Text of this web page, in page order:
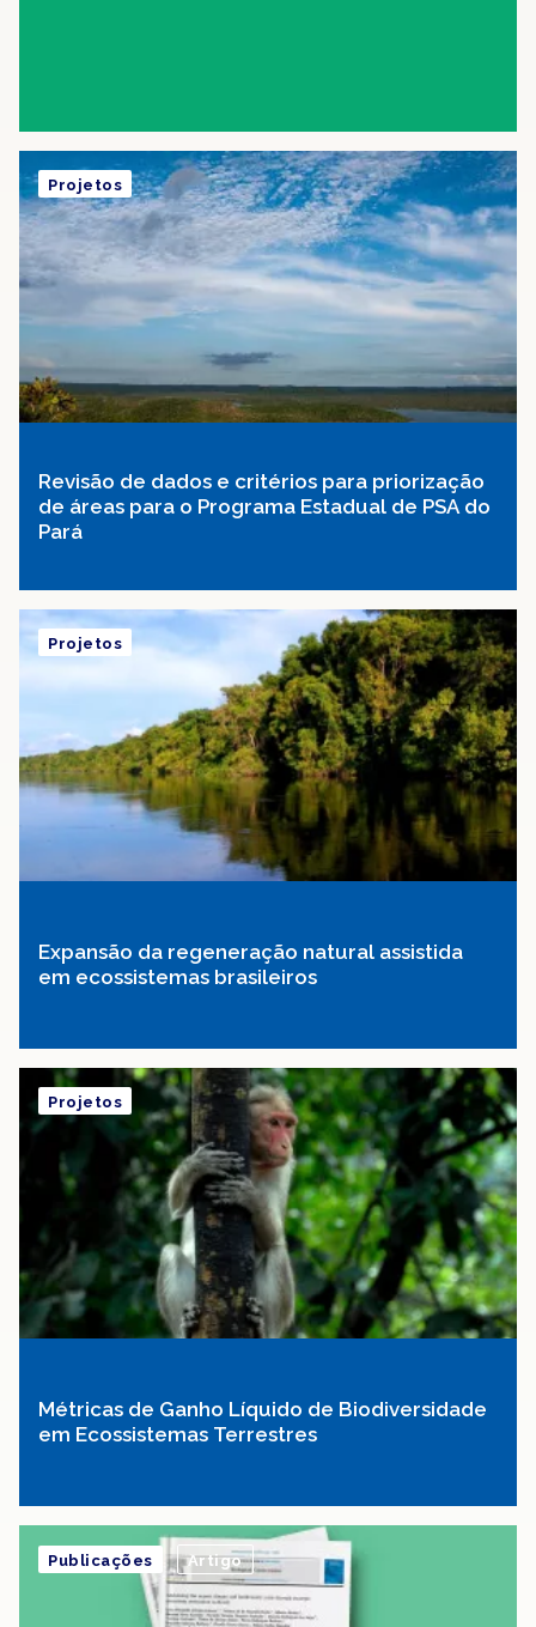
Revisão de dados e critérios para priorização
de áreas para o Programa Estadual de PSA do
Pará
Projetos
Expansão da regeneração natural assistida
em ecossistemas brasileiros
Projetos
Métricas de Ganho Líquido de Biodiversidade
em Ecossistemas Terrestres
Projetos
Publicações Artigo